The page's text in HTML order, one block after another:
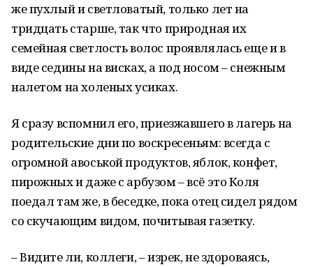
же пухлый и светловатый, только лет на
тридцать старше, так что природная их
семейная светлость волос проявлялась еще и в
виде седины на висках, а под носом – снежным
налетом на холеных усиках.
Я сразу вспомнил его, приезжавшего в лагерь на
родительские дни по воскресеньям: всегда с
огромной авоськой продуктов, яблок, конфет,
пирожных и даже с арбузом – всё это Коля
поедал там же, в беседке, пока отец сидел рядом
со скучающим видом, почитывая газетку.
– Видите ли, коллеги, – изрек, не здороваясь,